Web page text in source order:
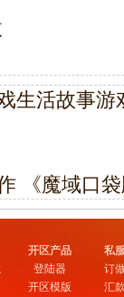
生活故事
《魔域口
开区产品
登陆器
开区模版
私
订
汇